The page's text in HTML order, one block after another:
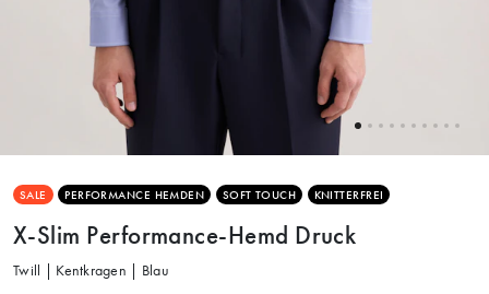
SALE PERFORMANCE HEMDEN SOFT TOUCH KNITTERFREI
X-Slim Performance-Hemd Druck
Twill | Kentkragen | Blau